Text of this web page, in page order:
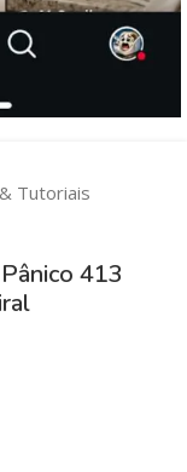
Tutoriais
413